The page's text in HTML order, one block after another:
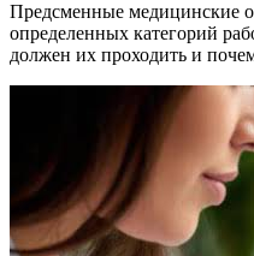
Предсменные медицинские
определенных категорий
должен их проходить и